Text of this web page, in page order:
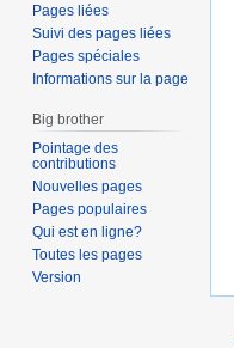
Pages liées
Suivi des pages liées
Pages spéciales
Informations sur la page
Big brother
Pointage des
contributions
Nouvelles pages
Pages populaires
Qui est en ligne?
Toutes les pages
Version